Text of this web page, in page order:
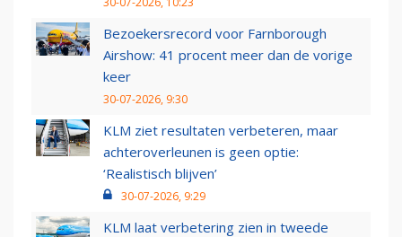
Bezoekersrecord voor Farnborough
Airshow: 41 procent meer dan de vorige
keer
30-07-2026, 9:30
KLM ziet resultaten verbeteren, maar
achteroverleunen is geen optie:
‘Realistisch blijven’
30-07-2026, 9:29
KLM laat verbetering zien in tweede